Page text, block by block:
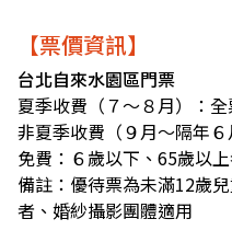
【票價資訊】
台北自來水園區門票
夏季收費（７～８月）：
非夏季收費（９月～隔年
免費：６歲以下、65歲以
備註：優待票為未滿12歲
者、婚紗攝影團體適用